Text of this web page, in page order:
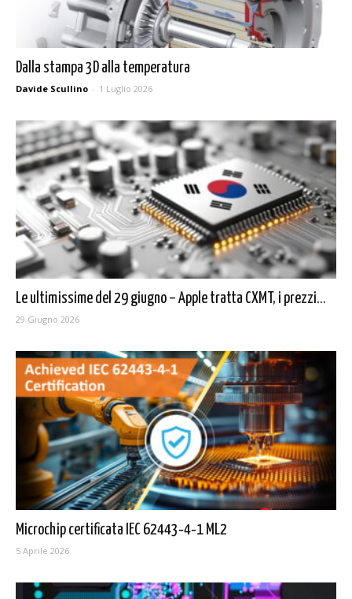
Dalla stampa 3D alla temperatura
Davide Scullino - 1 Luglio 2026
Le ultimissime del 29 giugno – Apple tratta CXMT, i prezzi...
29 Giugno 2026
Microchip certificata IEC 62443‑4‑1 ML2
5 Aprile 2026